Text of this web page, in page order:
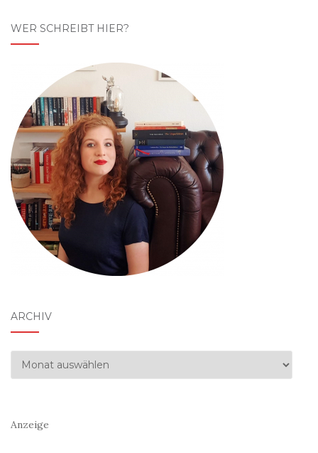
WER SCHREIBT HIER?
ARCHIV
Archiv
Anzeige